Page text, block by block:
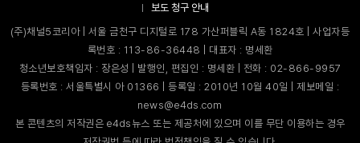
보도 청구 안내
(주)채널5코리아 | 서울 금천구 디지털로 178 가산퍼블릭 A동 1824호 | 사업자등
록번호 : 113-86-36448 | 대표자 : 명세환
청소년보호책임자 : 장은성 | 발행인, 편집인 : 명세환 | 전화 : 02-866-9957
등록번호 : 서울특별시 아 01366 | 등록일 : 2010년 10월 40일 | 제보메일 :
news@e4ds.com
본 콘텐츠의 저작권은 e4ds뉴스 또는 제공처에 있으며 이를 무단 이용하는 경우